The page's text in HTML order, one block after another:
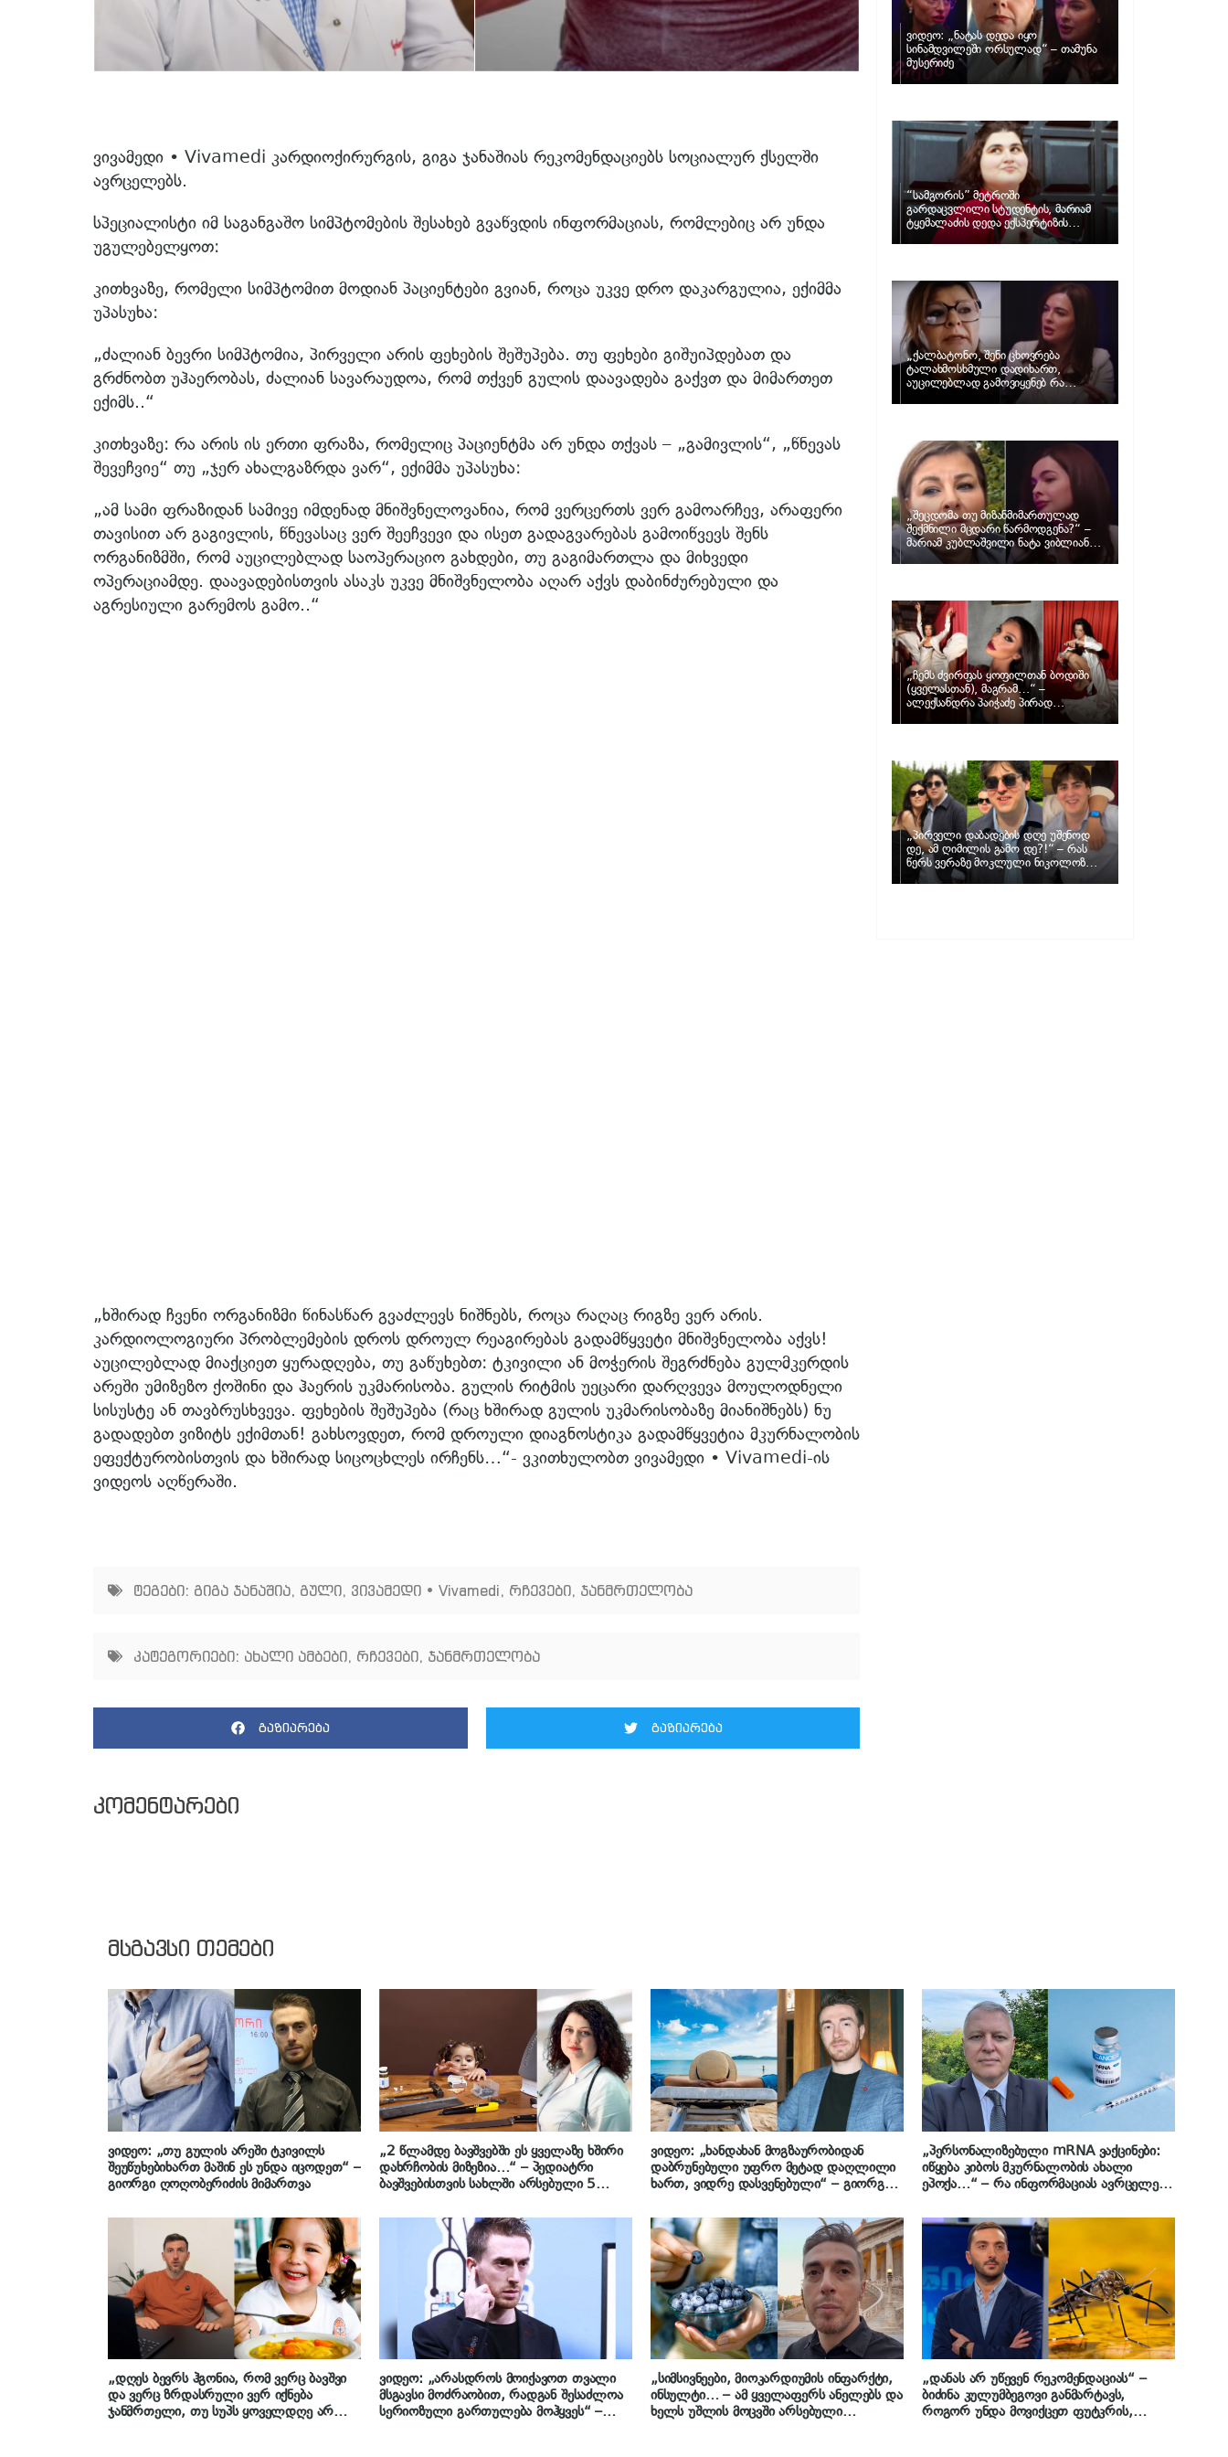
ვივამედი • Vivamedi კარდიოქირურგის, გიგა ჯანაშიას რეკომენდაციებს სოციალურ ქსელში
ავრცელებს.
სპეციალისტი იმ საგანგაშო სიმპტომების შესახებ გვაწვდის ინფორმაციას, რომლებიც არ უნდა
უგულებელყოთ:
კითხვაზე, რომელი სიმპტომით მოდიან პაციენტები გვიან, როცა უკვე დრო დაკარგულია, ექიმმა
უპასუხა:
„ძალიან ბევრი სიმპტომია, პირველი არის ფეხების შეშუპება. თუ ფეხები გიშუიპდებათ და
გრძნობთ უჰაერობას, ძალიან სავარაუდოა, რომ თქვენ გულის დაავადება გაქვთ და მიმართეთ
ექიმს..“
კითხვაზე: რა არის ის ერთი ფრაზა, რომელიც პაციენტმა არ უნდა თქვას – „გამივლის“, „წნევას
შევეჩვიე“ თუ „ჯერ ახალგაზრდა ვარ“, ექიმმა უპასუხა:
„ამ სამი ფრაზიდან სამივე იმდენად მნიშვნელოვანია, რომ ვერცერთს ვერ გამოარჩევ, არაფერი
თავისით არ გაგივლის, წნევასაც ვერ შეეჩვევი და ისეთ გადაგვარებას გამოიწვევს შენს
ორგანიზმში, რომ აუცილებლად საოპერაციო გახდები, თუ გაგიმართლა და მიხვედი
ოპერაციამდე. დაავადებისთვის ასაკს უკვე მნიშვნელობა აღარ აქვს დაბინძურებული და
აგრესიული გარემოს გამო..“
„ხშირად ჩვენი ორგანიზმი წინასწარ გვაძლევს ნიშნებს, როცა რაღაც რიგზე ვერ არის.
კარდიოლოგიური პრობლემების დროს დროულ რეაგირებას გადამწყვეტი მნიშვნელობა აქვს!
აუცილებლად მიაქციეთ ყურადღება, თუ გაწუხებთ: ტკივილი ან მოჭერის შეგრძნება გულმკერდის
არეში უმიზეზო ქოშინი და ჰაერის უკმარისობა. გულის რიტმის უეცარი დარღვევა მოულოდნელი
სისუსტე ან თავბრუსხვევა. ფეხების შეშუპება (რაც ხშირად გულის უკმარისობაზე მიანიშნებს) ნუ
გადადებთ ვიზიტს ექიმთან! გახსოვდეთ, რომ დროული დიაგნოსტიკა გადამწყვეტია მკურნალობის
ეფექტურობისთვის და ხშირად სიცოცხლეს ირჩენს…“- ვკითხულობთ ვივამედი • Vivamedi-ის
ვიდეოს აღწერაში.
ტეგები: გიგა ჯანაშია, გული, ვივამედი • Vivamedi, რჩევები, ჯანმრთელობა
კატეგორიები: ახალი ამბები, რჩევები, ჯანმრთელობა
გაზიარება გაზიარება
კომენტარები
ვიდეო: „ნატას დედა იყო
სინამდვილეში ორსულად“ – თამუნა
მუსერიძე
“სამგორის” მეტროში
გარდაცვლილი სტუდენტის, მარიამ
ტყემალაძის დედა ექსპერტიზის
პასუხს აქვეყნებს – რა გახდა გოგონას
„ქალბატონო, შენი ცხოვრება
ტალახმოსხმული დადიხართ,
აუცილებლად გამოვიყენებ რა
ინფორმაციაც მაქვს“… – რა
„შეცდომა თუ მიზანმიმართულად
შექმნილი მცდარი წარმოდგენა?“ –
მარიამ კუბლაშვილი ნატა ვიბლიანის
საქმეზე ვიდეომიმართვას ავრცელებს
„ჩემს ძვირფას ყოფილთან ბოდიში
(ყველასთან), მაგრამ…“ –
ალექსანდრა პაიჭაძე პირად
„პირველი დაბადების დღე უშენოდ
დე, ამ ღიმილის გამო დე?!“ – რას
წერს ვერაზე მოკლული ნიკოლოზ
ღუნაშვილის დედა
მსგავსი თემები
ვიდეო: „თუ გულის არეში ტკივილს
შეუწუხებიხართ მაშინ ეს უნდა იცოდეთ“ –
გიორგი ღოღობერიძის მიმართვა
„2 წლამდე ბავშვებში ეს ყველაზე ხშირი
დახრჩობის მიზეზია…“ – პედიატრი
ბავშვებისთვის სახლში არსებული 5
ვიდეო: „ხანდახან მოგზაურობიდან
დაბრუნებული უფრო მეტად დაღლილი
ხართ, ვიდრე დასვენებული“ – გიორგი
„პერსონალიზებული mRNA ვაქცინები:
იწყება კიბოს მკურნალობის ახალი
ეპოქა…“ – რა ინფორმაციას ავრცელებს
„დღეს ბევრს ჰგონია, რომ ვერც ბავშვი
და ვერც ზრდასრული ვერ იქნება
ჯანმრთელი, თუ სუპს ყოველდღე არ
ვიდეო: „არასდროს მოიქავოთ თვალი
მსგავსი მოძრაობით, რადგან შესაძლოა
სერიოზული გართულება მოჰყვეს“ –
„სიმსივნეები, მიოკარდიუმის ინფარქტი,
ინსულტი… – ამ ყველაფერს ანელებს და
ხელს უშლის მოცვში არსებული
„დანას არ უწევენ რეკომენდაციას“ –
ბიძინა კულუმბეგოვი განმარტავს,
როგორ უნდა მოვიქცეთ ფუტკრის,